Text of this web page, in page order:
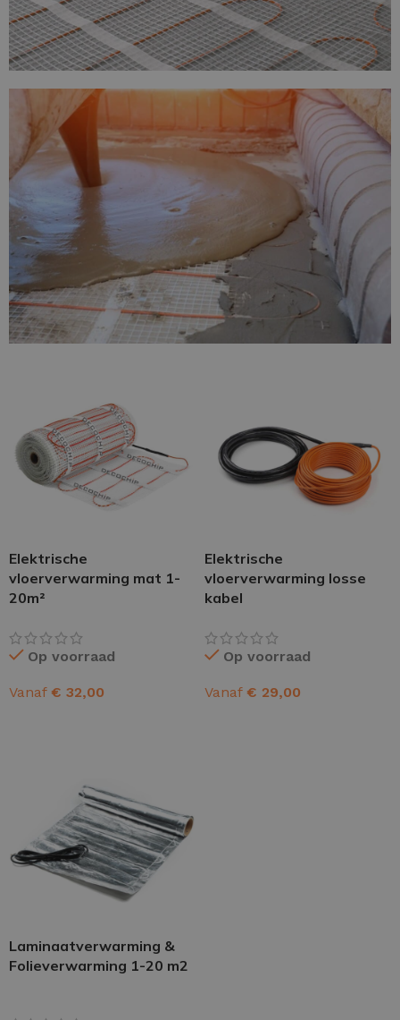
Elektrische
vloerverwarming mat 1-
20m²
Op voorraad
Vanaf € 32,00
Elektrische
vloerverwarming losse
kabel
Op voorraad
Vanaf € 29,00
Laminaatverwarming &
Folieverwarming 1-20 m2